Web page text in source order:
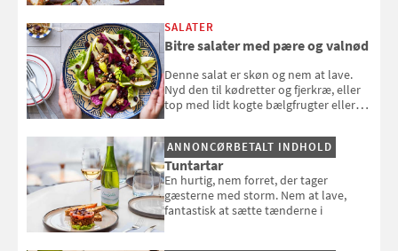
SALATER
Bitre salater med pære og valnød
Denne salat er skøn og nem at lave.
Nyd den til kødretter og fjerkræ, eller
top med lidt kogte bælgfrugter eller
selvstændigt måltid. Opskriften er fra
Louisa Lorangs kogebog "Salat".
ANNONCØRBETALT INDHOLD
Tuntartar
En hurtig, nem forret, der tager
gæsterne med storm. Nem at lave,
fantastisk at sætte tænderne i